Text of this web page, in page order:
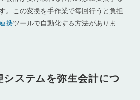
。この変換を手作業で毎回行うと負担
携ツールで自動化する方法がありま
システムを弥生会計につ